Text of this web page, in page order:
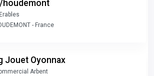
houdemont
- France
Jouet Oyonnax
Arbent